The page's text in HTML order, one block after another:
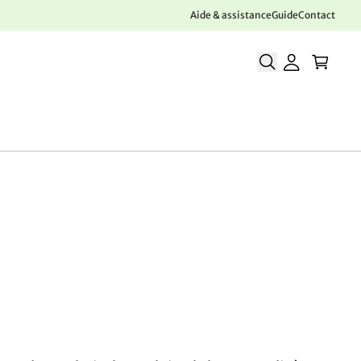
Aide & assistanceGuideContact